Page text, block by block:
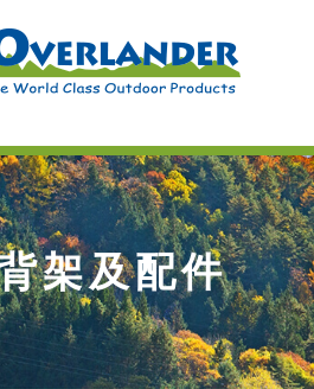
架及配件